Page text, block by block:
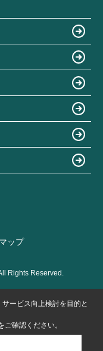
ップ
Rights Reserved.
ービス向上検討を目的と
ご確認ください。